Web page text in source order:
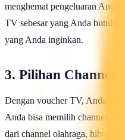
menghemat pengeluaran
TV sebesar yang Anda
yang Anda inginkan.
3. Pilihan Channel
Dengan voucher TV, Anda
Anda bisa memilih channel
dari channel olahraga, hiburan,